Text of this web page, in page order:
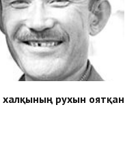
рухын оятқан